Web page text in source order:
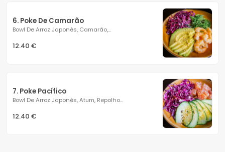
6. Poke De Camarão
Bowl De Arroz Japonês, Camarão,...
12.40 €
7. Poke Pacífico
Bowl De Arroz Japonês, Atum, Repolho...
12.40 €